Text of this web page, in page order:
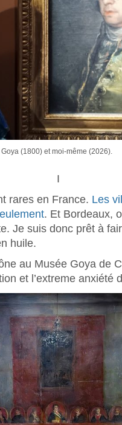
(1800) et moi-même (2026).
I
rares en France. Les
. Et Bordeaux,
Je suis donc prêt à
huile.
au Musée Goya de
et l’extreme anxiété